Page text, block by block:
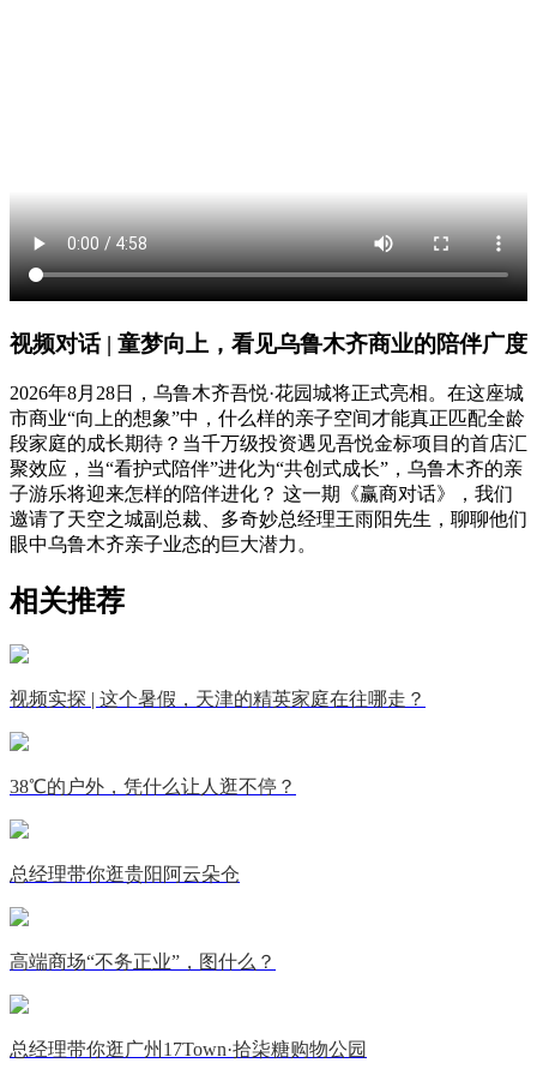
视频对话 | 童梦向上，看见乌鲁木齐商业的陪伴广度
2026年8月28日，乌鲁木齐吾悦·花园城将正式亮相。在这座城
市商业“向上的想象”中，什么样的亲子空间才能真正匹配全龄
段家庭的成长期待？当千万级投资遇见吾悦金标项目的首店汇
聚效应，当“看护式陪伴”进化为“共创式成长”，乌鲁木齐的亲
子游乐将迎来怎样的陪伴进化？ 这一期《赢商对话》，我们
邀请了天空之城副总裁、多奇妙总经理王雨阳先生，聊聊他们
眼中乌鲁木齐亲子业态的巨大潜力。
相关推荐
视频实探 | 这个暑假，天津的精英家庭在往哪走？
38℃的户外，凭什么让人逛不停？
总经理带你逛贵阳阿云朵仓
高端商场“不务正业”，图什么？
总经理带你逛广州17Town·拾柒糖购物公园